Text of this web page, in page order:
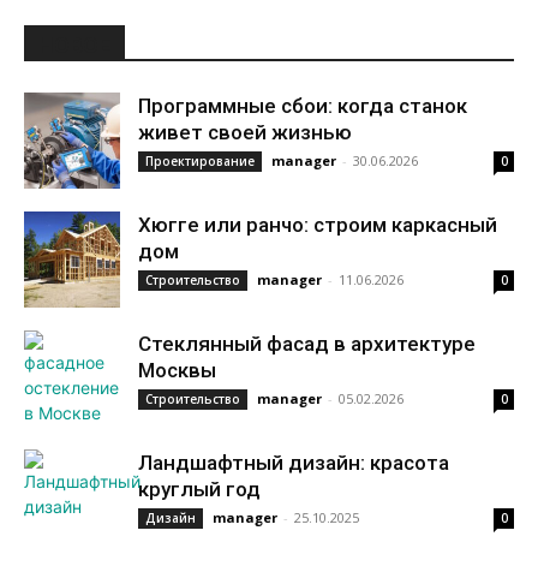
Программные сбои: когда станок
живет своей жизнью
Проектирование manager - 30.06.2026 0
Хюгге или ранчо: строим каркасный
дом
Строительство manager - 11.06.2026 0
Стеклянный фасад в архитектуре
Москвы
Строительство manager - 05.02.2026 0
Ландшафтный дизайн: красота
круглый год
Дизайн manager - 25.10.2025 0